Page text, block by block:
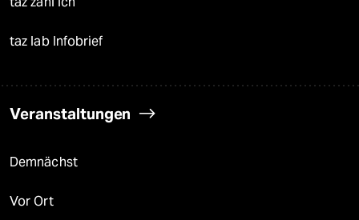
taz lab Infobrief
Veranstaltungen
Demnächst
Vor Ort